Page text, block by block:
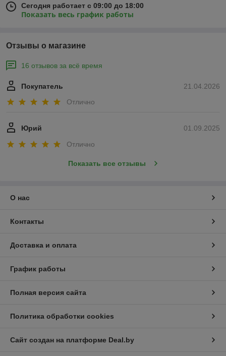
Сегодня работает с 09:00 до 18:00
Показать весь график работы
Отзывы о магазине
16 отзывов за всё время
21.04.2026
Покупатель
Отлично
01.09.2025
Юрий
Отлично
Показать все отзывы
О нас
Контакты
Доставка и оплата
График работы
Полная версия сайта
Политика обработки cookies
Сайт создан на платформе Deal.by